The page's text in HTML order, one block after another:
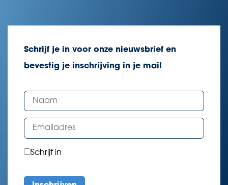
Schrijf je in voor onze nieuwsbrief en
bevestig je inschrijving in je mail
Schrijf in